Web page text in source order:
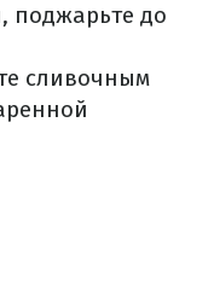
поджарьте до
сливочным